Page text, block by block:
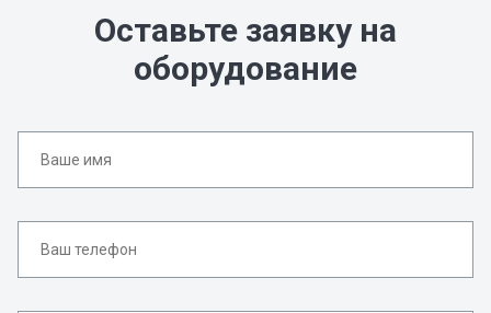
Оставьте заявку на
оборудование